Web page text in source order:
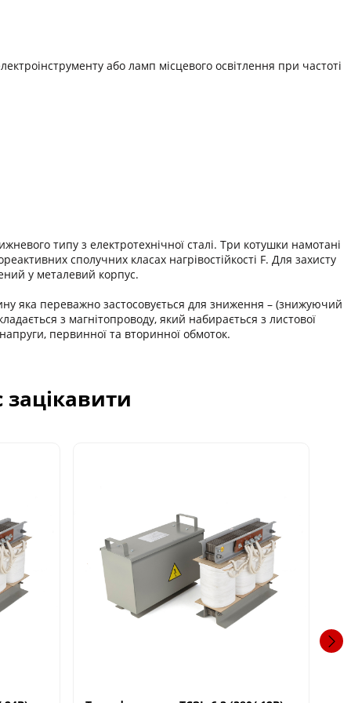
або ламп місцевого освітлення при частоті
типу з електротехнічної сталі. Три котушки намотані
сполучних класах нагрівостійкості F. Для захисту
у металевий корпус.
яка переважно застосовується для зниження – (знижуючий
з магнітопроводу, який набирається з листової
напруги, первинної та вторинної обмоток.